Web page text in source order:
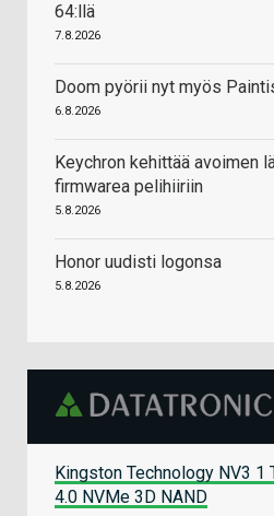
64:llä
7.8.2026
Doom pyörii nyt myös
6.8.2026
Keychron kehittää avoimen
firmwarea pelihiiriin
5.8.2026
Honor uudisti logonsa
5.8.2026
Kingston Technology NV3 1
4.0 NVMe 3D NAND